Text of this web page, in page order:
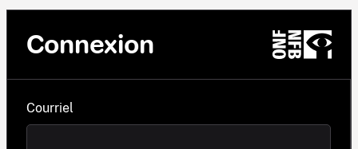
Connexion
Courriel